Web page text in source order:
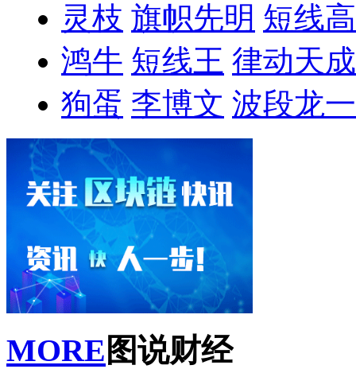
灵枝 旗帜先明 短线
鸿牛 短线王 律动天成
狗蛋 李博文 波段龙一
MORE 图说财经